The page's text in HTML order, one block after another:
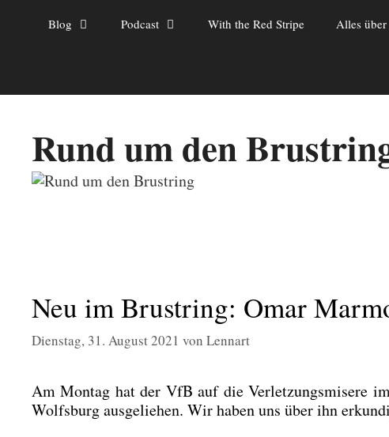
Blog Podcast With the Red Stripe Alles
Rund um den
Neu im Brustring: Omar
Dienstag, 31. August 2021 von Lennart
Am Mon­tag hat der VfB auf die Ver­let­zungs­mi­se­re
Wolfs­burg aus­ge­lie­hen. Wir haben uns über ihn